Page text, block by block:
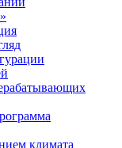
климата